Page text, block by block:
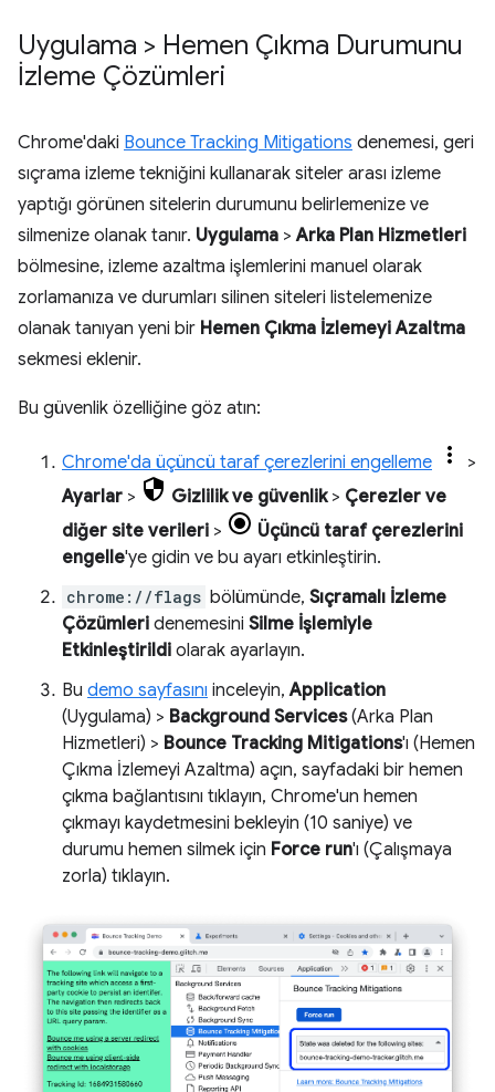
Uygulama > Hemen Çıkma Durumunu
İzleme Çözümleri
Chrome'daki Bounce Tracking Mitigations denemesi, geri
sıçrama izleme tekniğini kullanarak siteler arası izleme
yaptığı görünen sitelerin durumunu belirlemenize ve
silmenize olanak tanır. Uygulama >Arka Plan Hizmetleri
bölmesine, izleme azaltma işlemlerini manuel olarak
zorlamanıza ve durumları silinen siteleri listelemenize
olanak tanıyan yeni bir Hemen Çıkma İzlemeyi Azaltma
sekmesi eklenir.
Bu güvenlik özelliğine göz atın:
Chrome'da üçüncü taraf çerezlerini engelleme
>
Ayarlar > Gizlilik ve güvenlik> Çerezler ve
diğer site verileri >
Üçüncü taraf çerezlerini
engelle'ye gidin ve bu ayarı etkinleştirin.
chrome://flags bölümünde, Sıçramalı İzleme
Çözümleri denemesini Silme İşlemiyle
Etkinleştirildi olarak ayarlayın.
Bu demo sayfasını inceleyin,Application
(Uygulama) > Background Services(Arka Plan
Hizmetleri) > Bounce Tracking Mitigations'ı (Hemen
Çıkma İzlemeyi Azaltma) açın, sayfadaki bir hemen
çıkma bağlantısını tıklayın, Chrome'un hemen
çıkmayı kaydetmesini bekleyin (10 saniye) ve
durumu hemen silmek için Force run'ı (Çalışmaya
zorla) tıklayın.